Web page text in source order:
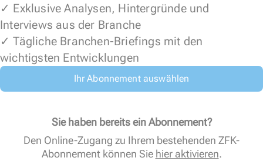
✓ Exklusive Analysen, Hintergründe und
Interviews aus der Branche
✓ Tägliche Branchen-Briefings mit den
wichtigsten Entwicklungen
Ihr Abonnement auswählen
Sie haben bereits ein Abonnement?
Den Online-Zugang zu Ihrem bestehenden ZFK-
Abonnement können Sie hier aktivieren.